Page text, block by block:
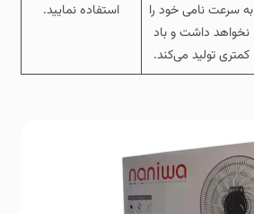
به سرعت نامی خود را
نخواهد داشت و باد
کمتری تولید می‌کند.
استفاده نمایید.